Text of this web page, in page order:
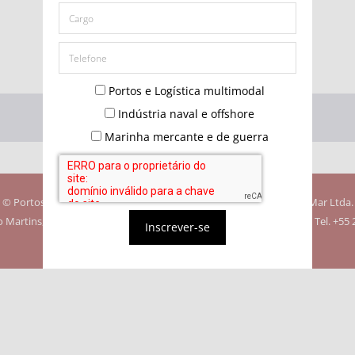
Portos e Logística multimodal
Indústria naval e offshore
Marinha mercante e de guerra
Inscrever-se
© Portos e Navios. Todos os direitos reservados. Editora Quebra-Mar Ltda.
10/6º andar - Centro - Rio de Janeiro - RJ - CEP 20080-070 - Tel. +55